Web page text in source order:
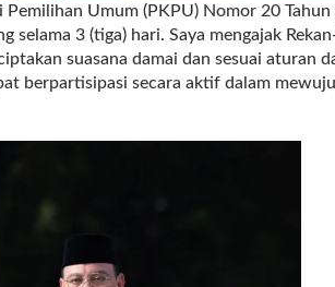
Pemilihan Umum (PKPU) Nomor 20
selama 3 (tiga) hari. Saya mengajak
suasana damai dan sesuai aturan
berpartisipasi secara aktif dalam